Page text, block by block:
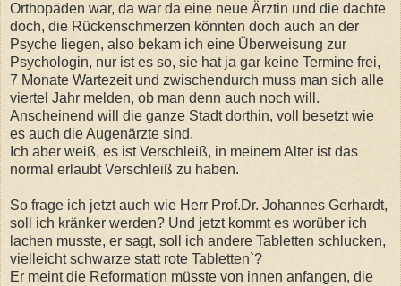
Orthopäden war, da war da eine neue Ärztin und die dachte
doch, die Rückenschmerzen könnten doch auch an der
Psyche liegen, also bekam ich eine Überweisung zur
Psychologin, nur ist es so, sie hat ja gar keine Termine frei,
7 Monate Wartezeit und zwischendurch muss man sich alle
viertel Jahr melden, ob man denn auch noch will.
Anscheinend will die ganze Stadt dorthin, voll besetzt wie
es auch die Augenärzte sind.
Ich aber weiß, es ist Verschleiß, in meinem Alter ist das
normal erlaubt Verschleiß zu haben.
So frage ich jetzt auch wie Herr Prof.Dr. Johannes Gerhardt,
soll ich kränker werden? Und jetzt kommt es worüber ich
lachen musste, er sagt, soll ich andere Tabletten schlucken,
vielleicht schwarze statt rote Tabletten`?
Er meint die Reformation müsste von innen anfangen, die